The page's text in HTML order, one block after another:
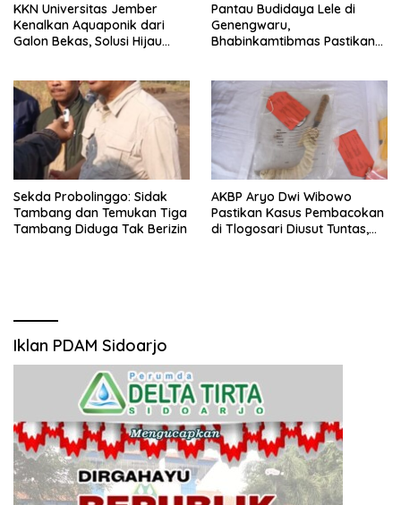
KKN Universitas Jember
Kenalkan Aquaponik dari
Galon Bekas, Solusi Hijau
Pantau Budidaya Lele di
Genengwaru,
Bhabinkamtibmas Pastikan
Sekda Probolinggo: Sidak
Tambang dan Temukan Tiga
Tambang Diduga Tak Berizin
AKBP Aryo Dwi Wibowo
Pastikan Kasus Pembacokan
di Tlogosari Diusut Tuntas,
Iklan PDAM Sidoarjo